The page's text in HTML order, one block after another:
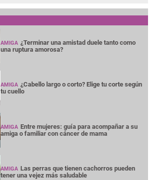
AMIGA ¿Terminar una amistad duele tanto como
una ruptura amorosa?
AMIGA ¿Cabello largo o corto? Elige tu corte según
tu cuello
AMIGA Entre mujeres: guía para acompañar a su
amiga o familiar con cáncer de mama
AMIGA Las perras que tienen cachorros pueden
tener una vejez más saludable